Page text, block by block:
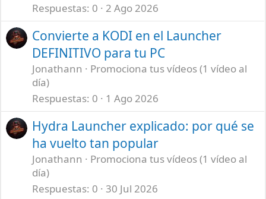
Respuestas 0 2 Ago 2026
Convierte a KODI en el Launcher
DEFINITIVO para tu PC
Jonathann
Promociona tus vídeos (1 vídeo al
día)
Respuestas 0 1 Ago 2026
Hydra Launcher explicado: por qué se
ha vuelto tan popular
Jonathann
Promociona tus vídeos (1 vídeo al
día)
Respuestas 0 30 Jul 2026